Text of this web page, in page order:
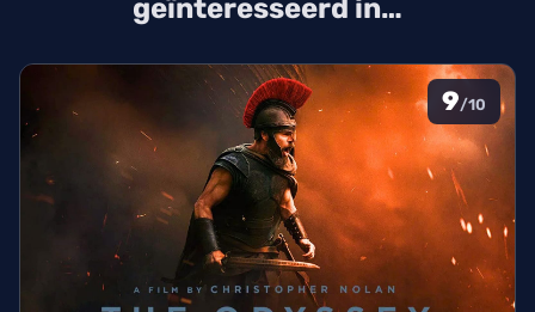
geïnteresseerd in…
9/10